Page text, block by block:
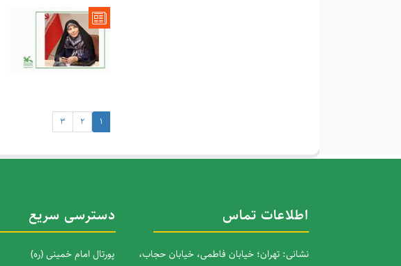
1
2
3
اطلاعات تماس
نشانی: تهران؛ خیابان فاطمی، خیابان حجاب،
دسترسی سریع
پورتال امام خمینی (ره)